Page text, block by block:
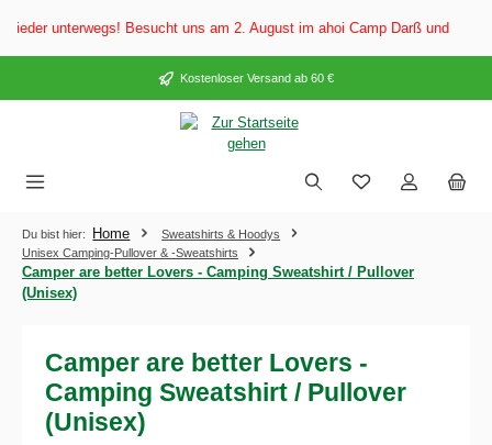
springen
unterwegs! Besucht uns am 2. August im ahoi Camp Darß und vom 3.
Kostenloser Versand ab 60 €
Du bist hier: Home
Sweatshirts & Hoodys
Unisex Camping-Pullover & -Sweatshirts
Camper are better Lovers - Camping Sweatshirt / Pullover
(Unisex)
Camper are better Lovers -
Camping Sweatshirt / Pullover
(Unisex)